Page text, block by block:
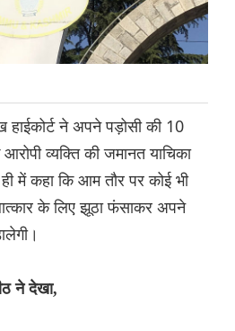
हाईकोर्ट ने अपने पड़ोसी की 10
व्यक्ति की जमानत याचिका
में कहा कि आम तौर पर कोई भी
के लिए झूठा फंसाकर अपने
ने देखा,